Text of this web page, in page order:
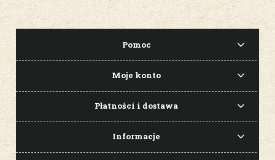
Pomoc
Moje konto
Płatności i dostawa
Informacje